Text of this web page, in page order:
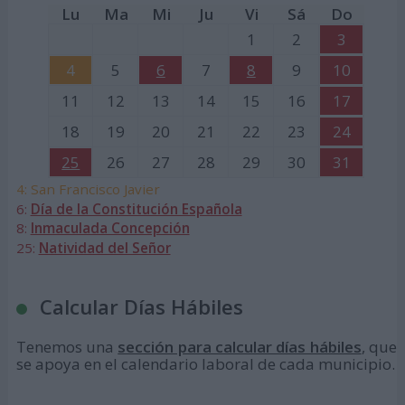
Lu Ma Mi Ju Vi Sá
Do
1
2
3
4
5 6 7 8 9
10
11
12 13 14 15 16
17
18
19 20 21 22 23
24
25
26 27 28 29 30 31
4: San Francisco Javier
6: Día de la Constitución Española
8: Inmaculada Concepción
25: Natividad del Señor
Calcular Días Hábiles
Tenemos una sección para calcular días hábiles, que
se apoya en el calendario laboral de cada municipio.